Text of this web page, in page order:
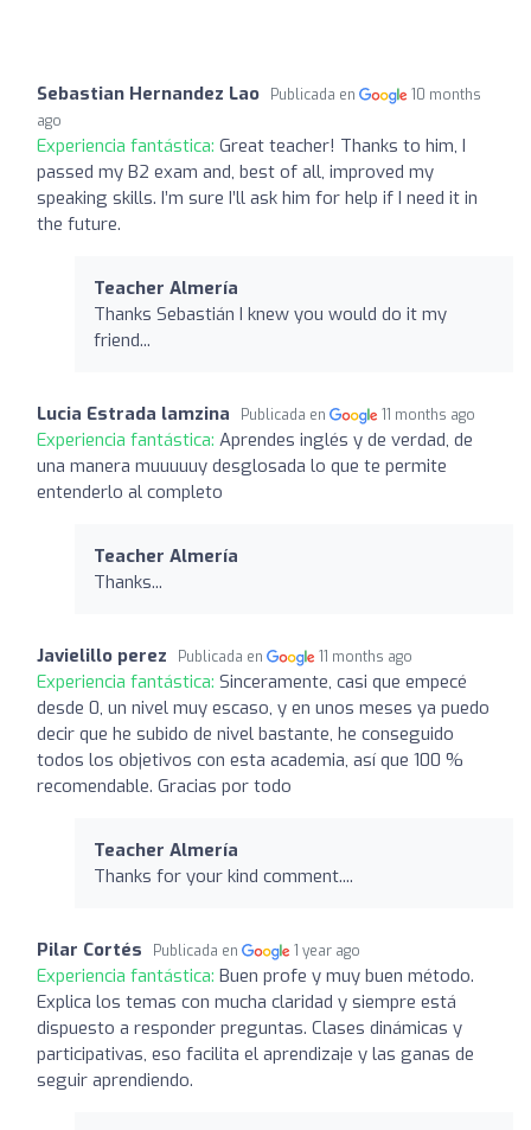
Sebastian Hernandez Lao Publicada en
10 months
ago
Experiencia fantástica: Great teacher! Thanks to him, I
passed my B2 exam and, best of all, improved my
speaking skills. I’m sure I’ll ask him for help if I need it in
the future.
Teacher Almería
Thanks Sebastián I knew you would do it my
friend...
Lucia Estrada lamzina Publicada en 11 months ago
Experiencia fantástica: Aprendes inglés y de verdad, de
una manera muuuuuy desglosada lo que te permite
entenderlo al completo
Teacher Almería
Thanks...
Javielillo perez Publicada en 11 months ago
Experiencia fantástica: Sinceramente, casi que empecé
desde 0, un nivel muy escaso, y en unos meses ya puedo
decir que he subido de nivel bastante, he conseguido
todos los objetivos con esta academia, así que 100 %
recomendable. Gracias por todo
Teacher Almería
Thanks for your kind comment....
Pilar Cortés Publicada en 1 year ago
Experiencia fantástica: Buen profe y muy buen método.
Explica los temas con mucha claridad y siempre está
dispuesto a responder preguntas. Clases dinámicas y
participativas, eso facilita el aprendizaje y las ganas de
seguir aprendiendo.